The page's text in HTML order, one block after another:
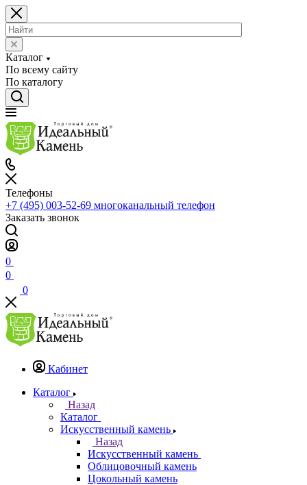
Каталог
По всему сайту
По каталогу
Телефоны
+7 (495) 003-52-69 многоканальный телефон
Заказать звонок
0
0
0
Кабинет
Каталог
Назад
Каталог
Искусственный камень
Назад
Искусственный камень
Облицовочный камень
Цокольный камень